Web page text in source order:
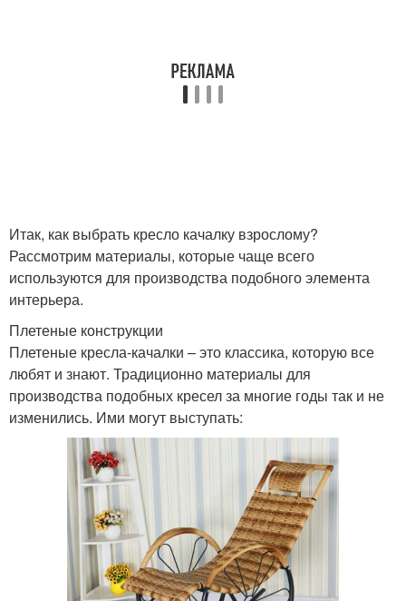
Итак, как выбрать кресло качалку взрослому?
Рассмотрим материалы, которые чаще всего
используются для производства подобного элемента
интерьера.
Плетеные конструкции
Плетеные кресла-качалки – это классика, которую все
любят и знают. Традиционно материалы для
производства подобных кресел за многие годы так и не
изменились. Ими могут выступать: